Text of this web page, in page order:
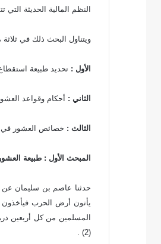
النظم المالية الحديثة
ويتناول البحث ذلك في
الأول : تحديد طبيعة
الثاني : أحكام وقواعد
الثالث : خصائص العشور في
المبحث الأول : طبيعة
حدثنا عاصم بن سليمان عن
يأتون أرض الحرب
المسلمين من كل أربعين
(2) .